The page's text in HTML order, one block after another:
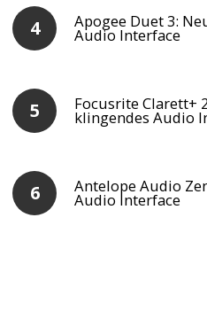
Apogee Duet 3:
Audio Interface
Focusrite Clarett+
klingendes Audio
Antelope Audio
Audio Interface